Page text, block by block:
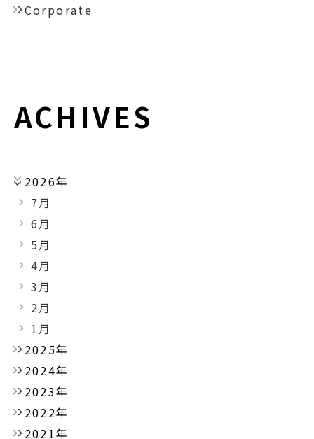
Corporate
ACHIVES
2026年
7月
6月
5月
4月
3月
2月
1月
2025年
2024年
2023年
2022年
2021年